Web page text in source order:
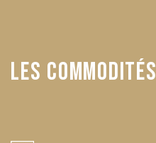
Les commodités